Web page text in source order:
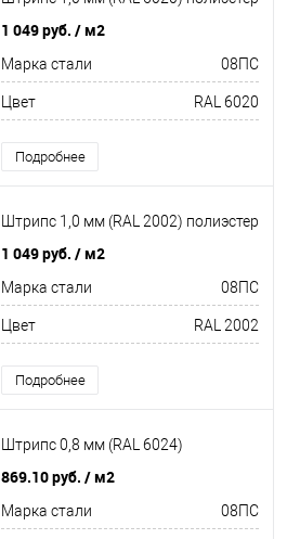
1 049 руб. / м2
Марка стали 08ПС
Цвет RAL 6020
Подробнее
Штрипс 1,0 мм (RAL 2002) полиэстер
1 049 руб. / м2
Марка стали 08ПС
Цвет RAL 2002
Подробнее
Штрипс 0,8 мм (RAL 6024)
869.10 руб. / м2
Марка стали 08ПС